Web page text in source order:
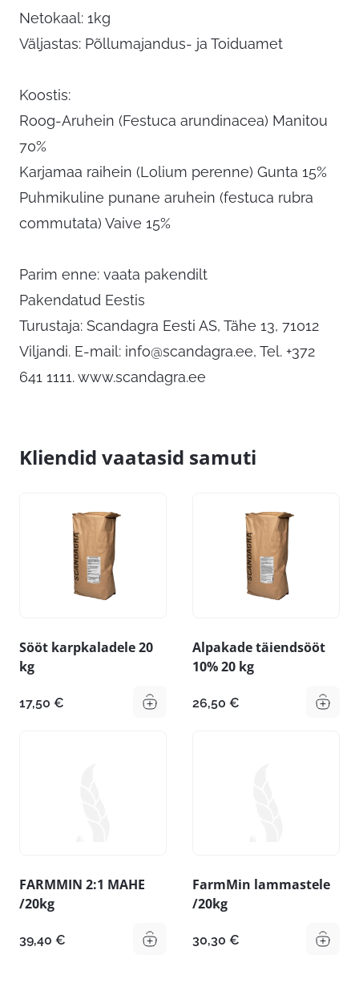
Netokaal: 1kg
Väljastas: Põllumajandus- ja Toiduamet
Koostis:
Roog-Aruhein (Festuca arundinacea) Manitou
70%
Karjamaa raihein (Lolium perenne) Gunta 15%
Puhmikuline punane aruhein (festuca rubra
commutata) Vaive 15%
Parim enne: vaata pakendilt
Pakendatud Eestis
Turustaja: Scandagra Eesti AS, Tähe 13, 71012
Viljandi. E-mail: info@scandagra.ee, Tel. +372
641 1111. www.scandagra.ee
Kliendid vaatasid samuti
Sööt karpkaladele 20
kg
17,50 €
Alpakade täiendsööt
10% 20 kg
26,50 €
FARMMIN 2:1 MAHE
/20kg
39,40 €
FarmMin lammastele
/20kg
30,30 €